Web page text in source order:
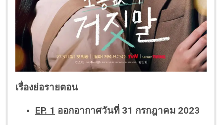
เรื่องย่อรายตอน
EP. 1 ออกอากาศวันที่ 31 กรกฎาคม 2023